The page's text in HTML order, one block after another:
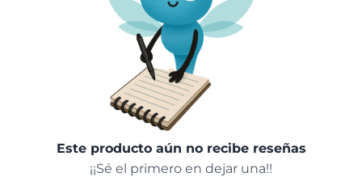
Este producto aún no recibe reseñas
¡¡Sé el primero en dejar una!!